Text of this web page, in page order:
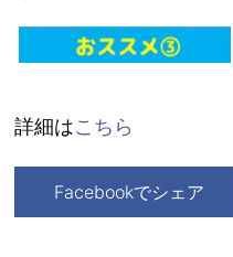
詳細はこちら
Facebookでシェア